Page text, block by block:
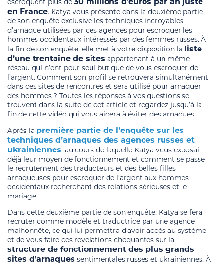
en France. Katya vous présente dans la deuxième partie
de son enquête exclusive les techniques incroyables
d’arnaque utilisées par ces agences pour escroquer les
hommes occidentaux intéressés par des femmes russes. À
la fin de son enquête, elle met à votre disposition la liste
d’une trentaine de sites appartenant à un même
réseau qui n’ont pour seul but que de vous escroquer de
l’argent. Comment son profil se retrouvera simultanément
dans ces sites de rencontres et sera utilisé pour arnaquer
des hommes ? Toutes les réponses à vos questions se
trouvent dans la suite de cet article et regardez jusqu’à la
fin de cette vidéo qui vous aidera à éviter des arnaques.
Après la première partie de l’enquête sur les
techniques d’arnaques des agences russes et
ukrainiennes, au cours de laquelle Katya vous exposait
déjà leur moyen de fonctionnement et comment se passe
le recrutement des traducteurs et des belles filles
arnaqueuses pour escroquer de l’argent aux hommes
occidentaux recherchant des relations sérieuses et le
mariage.
Dans cette deuxième partie de son enquête, Katya se fera
recruter comme modèle et traductrice par une agence
malhonnête, ce qui lui permettra d’avoir accès au système
et de vous faire ces revelations choquantes sur la
structure de fonctionnement des plus grands
sites d’arnaques sentimentales russes et ukrainiennes. À